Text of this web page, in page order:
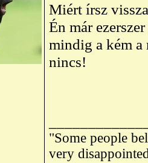
Miért írsz
Én már
mindig a kém a
nincs!
"Some people
very